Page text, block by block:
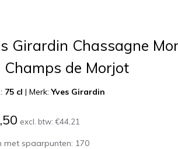
Girardin Chassagne
Champs de Morjot
75 cl |Merk:Yves Girardin
excl. btw:€44,21
met spaarpunten: 170